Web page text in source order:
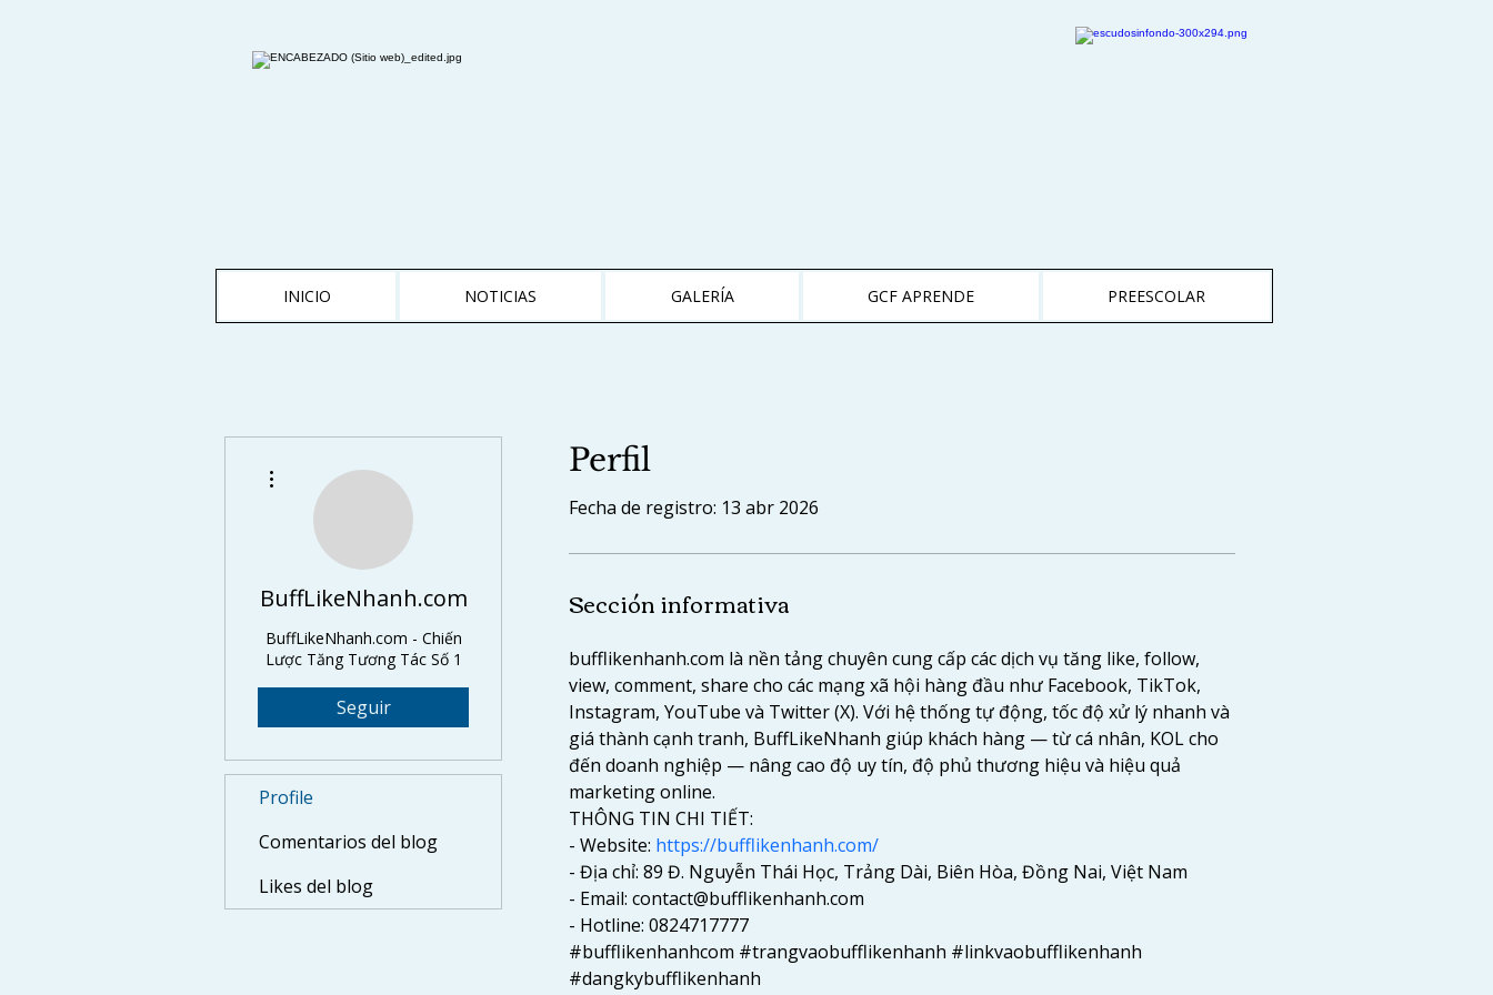
INICIO NOTICIAS GALERÍA GCF APRENDE PREESCOLAR
Perfil
Fecha de registro: 13 abr 2026
Sección informativa
bufflikenhanh.com là nền tảng chuyên cung cấp các dịch vụ tăng like, follow,
view, comment, share cho các mạng xã hội hàng đầu như Facebook, TikTok,
Instagram, YouTube và Twitter (X). Với hệ thống tự động, tốc độ xử lý nhanh và
giá thành cạnh tranh, BuffLikeNhanh giúp khách hàng — từ cá nhân, KOL cho
đến doanh nghiệp — nâng cao độ uy tín, độ phủ thương hiệu và hiệu quả
marketing online.
THÔNG TIN CHI TIẾT:
- Website: https://bufflikenhanh.com/
- Địa chỉ: 89 Đ. Nguyễn Thái Học, Trảng Dài, Biên Hòa, Đồng Nai, Việt Nam
- Email: contact@bufflikenhanh.com
- Hotline: 0824717777
#bufflikenhanhcom #trangvaobufflikenhanh #linkvaobufflikenhanh
#dangkybufflikenhanh
BuffLikeNhanh.com
BuffLikeNhanh.com - Chiến
Lược Tăng Tương Tác Số 1
Seguir
Profile
Comentarios del blog
Likes del blog